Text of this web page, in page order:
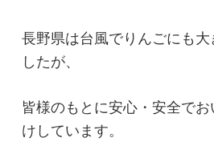
長野県は台風でりんごにも大
したが、
皆様のもとに安心・安全で
けしています。